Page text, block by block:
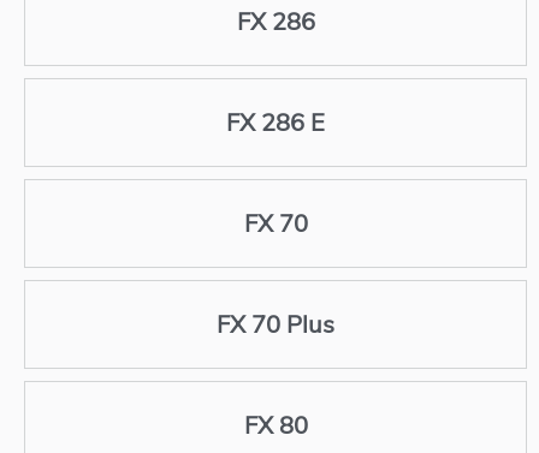
FX 286
FX 286 E
FX 70
FX 70 Plus
FX 80